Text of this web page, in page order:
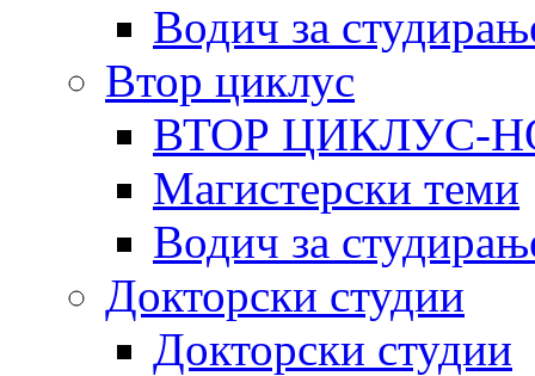
Водич за
Втор циклус
ВТОР ЦИКЛУС-
Магистерски теми
Водич за
Докторски студии
Докторски студии